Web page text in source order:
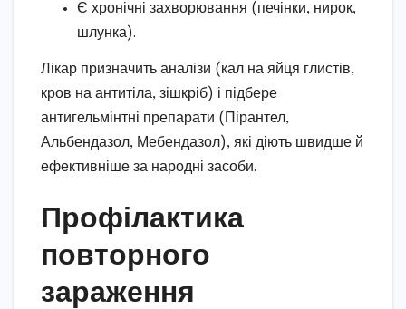
Є хронічні захворювання (печінки, нирок,
шлунка).
Лікар призначить аналізи (кал на яйця глистів,
кров на антитіла, зішкріб) і підбере
антигельмінтні препарати (Пірантел,
Альбендазол, Мебендазол), які діють швидше й
ефективніше за народні засоби.
Профілактика
повторного
зараження